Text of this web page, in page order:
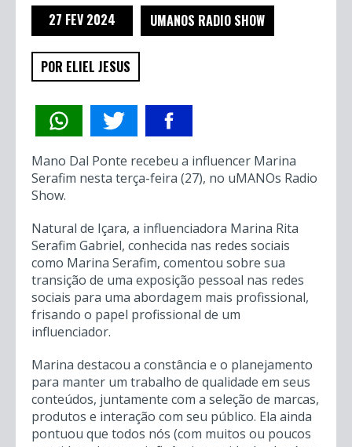
27 FEV 2024 UMANOS RADIO SHOW
POR ELIEL JESUS
Mano Dal Ponte recebeu a influencer Marina
Serafim nesta terça-feira (27), no uMANOs Radio
Show.
Natural de Içara, a influenciadora Marina Rita
Serafim Gabriel, conhecida nas redes sociais
como Marina Serafim, comentou sobre sua
transição de uma exposição pessoal nas redes
sociais para uma abordagem mais profissional,
frisando o papel profissional de um
influenciador.
Marina destacou a constância e o planejamento
para manter um trabalho de qualidade em seus
conteúdos, juntamente com a seleção de marcas,
produtos e interação com seu público. Ela ainda
pontuou que todos nós (com muitos ou poucos